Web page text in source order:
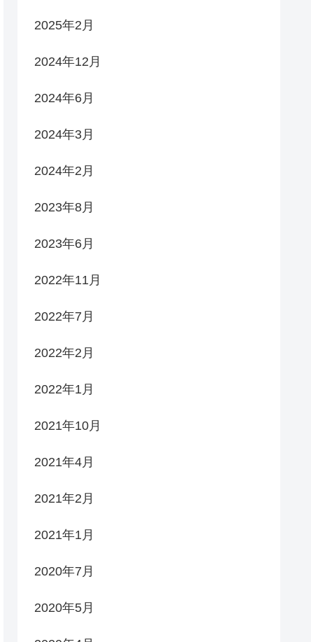
2025年2月
2024年12月
2024年6月
2024年3月
2024年2月
2023年8月
2023年6月
2022年11月
2022年7月
2022年2月
2022年1月
2021年10月
2021年4月
2021年2月
2021年1月
2020年7月
2020年5月